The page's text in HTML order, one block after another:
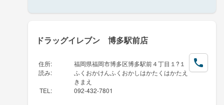
ドラッグイレブン 博多駅前店
住所:
福岡県福岡市博多区博多駅前４丁目１?１
読み:
ふくおかけんふくおかしはかたくはかたえ
きまえ
TEL : 092-432-7801